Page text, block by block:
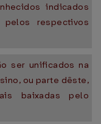
indicados
pelos respectivos
ser unificados na
ou parte dêste,
baixadas pelo